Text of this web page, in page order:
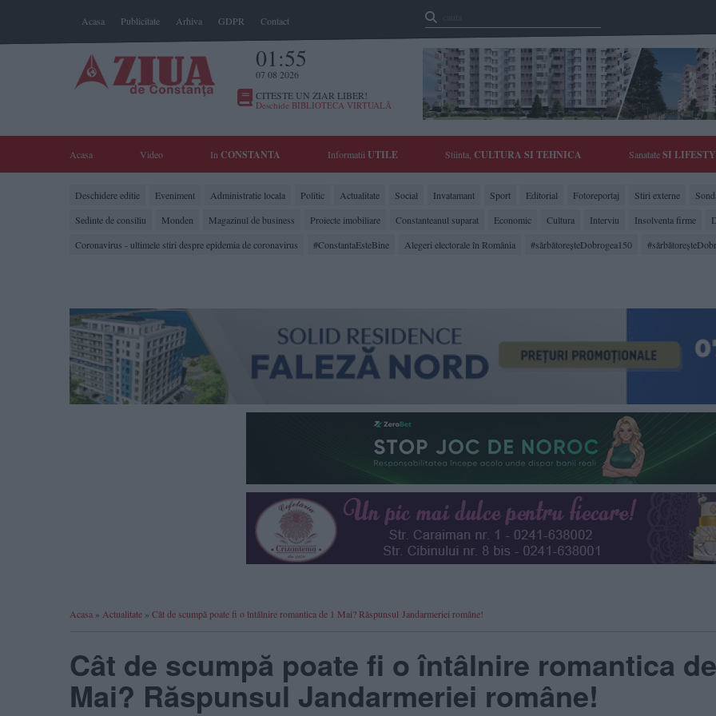
Acasa Publicitate Arhiva GDPR Contact
01:55
07 08 2026
CITESTE UN ZIAR LIBER!
Deschide BIBLIOTECA VIRTUALĂ
Acasa Video In CONSTANTA Informatii UTILE Stiinta, CULTURA SI TEHNICA SanatateSI
Deschidere editie Eveniment Administratie locala Politic Actualitate Social Invatamant Sport Editorial Fotoreportaj Stiri externe
Sedinte de consiliu
Monden Magazinul de business Proiecte imobiliare Constanteanul suparat Economic Cultura Interviu Insolventa firme
Coronavirus - ultimele stiri despre epidemia de coronavirus
#ConstantaEsteBine Alegeri electorale în România #sărbătoreşteDobrogea150
Acasa » Actualitate » Cât de scumpă poate fi o întâlnire romantica de 1 Mai? Răspunsul Jandarmeriei române!
Cât de scumpă poate fi o întâlnire romantica
Mai? Răspunsul Jandarmeriei române!